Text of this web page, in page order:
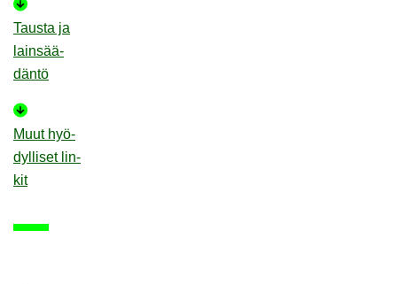
Taus­ta ja
lain­sää­
dän­tö
Muut hyö­
dyl­li­set lin­
kit